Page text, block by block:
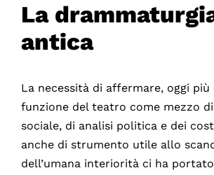
La
antica
La necessità di affermare, oggi più
funzione del teatro come mezzo
sociale, di analisi politica e dei
anche di strumento utile allo
dell’umana interiorità ci ha